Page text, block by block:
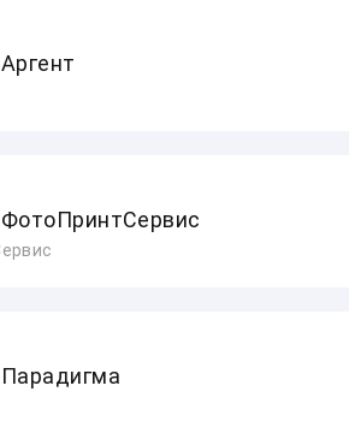
Аргент
ФотоПринтСервис
Парадигма